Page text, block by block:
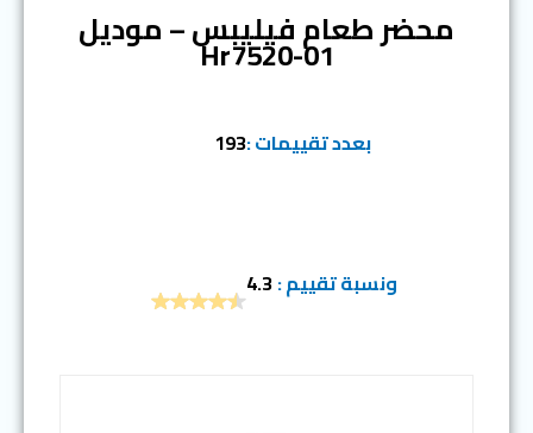
محضر طعام فيليبس – موديل
Hr7520-01
بعدد تقييمات :193
ونسبة تقييم :4.3